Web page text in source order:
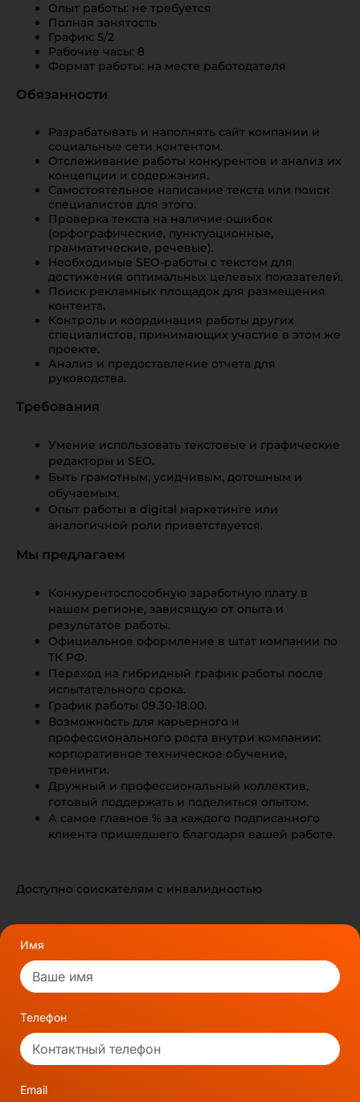
Опыт работы: не требуется
Полная занятость
График: 5/2
Рабочие часы: 8
Формат работы: на месте работодателя
Обязанности
Разрабатывать и наполнять сайт компании и
социальные сети контентом.
Отслеживание работы конкурентов и анализ их
концепции и содержания.
Самостоятельное написание текста или поиск
специалистов для этого.
Проверка текста на наличие ошибок
(орфографические, пунктуационные,
грамматические, речевые).
Необходимые SEO-работы с текстом для
достижения оптимальных целевых показателей.
Поиск рекламных площадок для размещения
контента.
Контроль и координация работы других
специалистов, принимающих участие в этом же
проекте.
Анализ и предоставление отчета для
руководства.
Требования
Умение использовать текстовые и графические
редакторы и SEO.
Быть грамотным, усидчивым, дотошным и
обучаемым.
Опыт работы в digital маркетинге или
аналогичной роли приветствуется.
Мы предлагаем
Конкурентоспособную заработную плату в
нашем регионе, зависящую от опыта и
результатов работы.
Официальное оформление в штат компании по
ТК РФ.
Переход на гибридный график работы после
испытательного срока.
График работы 09.30-18.00.
Возможность для карьерного и
профессионального роста внутри компании:
корпоративное техническое обучение,
тренинги.
Дружный и профессиональный коллектив,
готовый поддержать и поделиться опытом.
А самое главное % за каждого подписанного
клиента пришедшего благодаря вашей работе.
Доступно соискателям с инвалидностью
Имя
Телефон
Email